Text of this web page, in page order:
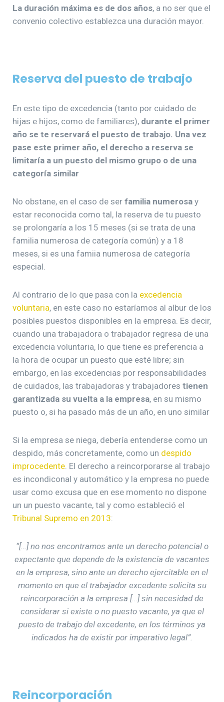
La duración máxima es de dos años, a no ser que el
convenio colectivo establezca una duración mayor.
Reserva del puesto de trabajo
En este tipo de excedencia (tanto por cuidado de
hijas e hijos, como de familiares), durante el primer
año se te reservará el puesto de trabajo. Una vez
pase este primer año, el derecho a reserva se
limitaría a un puesto del mismo grupo o de una
categoría similar
No obstane, en el caso de ser familia numerosa y
estar reconocida como tal, la reserva de tu puesto
se prolongaría a los 15 meses (si se trata de una
familia numerosa de categoría común) y a 18
meses, si es una famiia numerosa de categoría
especial.
Al contrario de lo que pasa con la excedencia
voluntaria, en este caso no estaríamos al albur de los
posibles puestos disponibles en la empresa. Es decir,
cuando una trabajadora o trabajador regresa de una
excedencia voluntaria, lo que tiene es preferencia a
la hora de ocupar un puesto que esté libre; sin
embargo, en las excedencias por responsabilidades
de cuidados, las trabajadoras y trabajadores tienen
garantizada su vuelta a la empresa, en su mismo
puesto o, si ha pasado más de un año, en uno similar
Si la empresa se niega, debería entenderse como un
despido, más concretamente, como un despido
improcedente . El derecho a reincorporarse al trabajo
es incondiconal y automático y la empresa no puede
usar como excusa que en ese momento no dispone
un un puesto vacante, tal y como estableció el
Tribunal Supremo en 2013:
“[…] no nos encontramos ante un derecho potencial o
expectante que depende de la existencia de vacantes
en la empresa, sino ante un derecho ejercitable en el
momento en que el trabajador excedente solicita su
reincorporación a la empresa […] sin necesidad de
considerar si existe o no puesto vacante, ya que el
puesto de trabajo del excedente, en los términos ya
indicados ha de existir por imperativo legal”.
Reincorporación